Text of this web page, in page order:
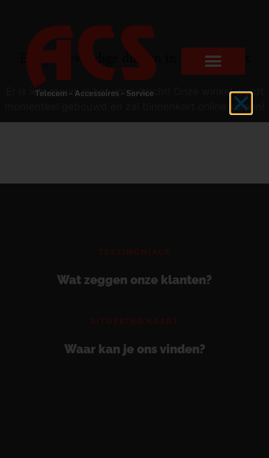
Er zijn geweldige dingen in het verschiet
Er is iets moois in het vooruitzicht! Onze winkel wordt
momenteel gebouwd en zal binnenkort online komen!
TESTIMONIALS
Wat zeggen onze klanten?
SITUERING KAART
Waar kan je ons vinden?